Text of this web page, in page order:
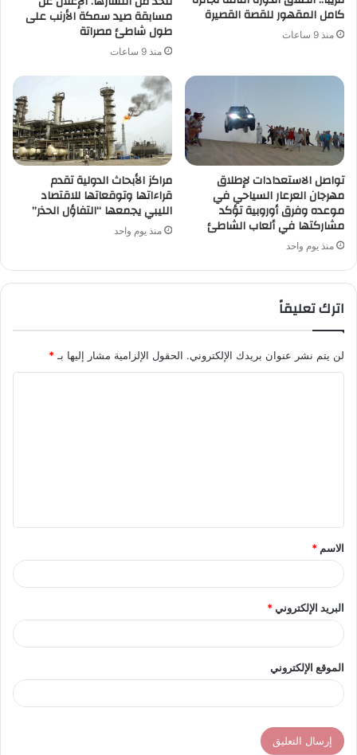
كامل المقهور للقصة القصيرة
منذ 9 ساعات
مسابقة صيد سمكة الأرنب على
طول شاطئ مصراتة
منذ 9 ساعات
تواصل الاستعدادات لإطلاق
مهرجان العرعار السياحي في
موعده وفرق أوروبية تؤكد
مشاركتها في ألعاب الشاطئ
منذ يوم واحد
مراكز الأبحاث الدولية تقدم
قراءاتها وتوقعاتها للاقتصاد
الليبي يجمعها “التفاؤل الحذر”
منذ يوم واحد
اترك تعليقاً
لن يتم نشر عنوان بريدك الإلكتروني. الحقول الإلزامية مشار إليها بـ *
ق
*
الاسم *
البريد الإلكتروني*
الموقع الإلكتروني